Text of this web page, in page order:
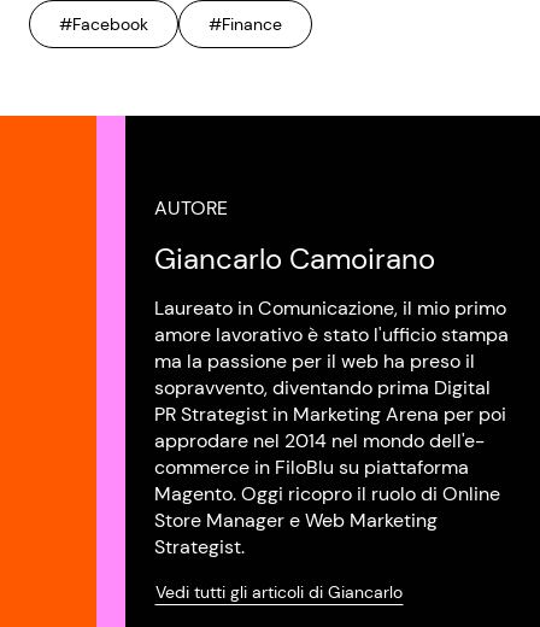
#Facebook #Finance
AUTORE
Giancarlo Camoirano
Laureato in Comunicazione, il mio primo
amore lavorativo è stato l'ufficio stampa
ma la passione per il web ha preso il
sopravvento, diventando prima Digital
PR Strategist in Marketing Arena per poi
approdare nel 2014 nel mondo dell'e-
commerce in FiloBlu su piattaforma
Magento. Oggi ricopro il ruolo di Online
Store Manager e Web Marketing
Strategist.
Vedi tutti gli articoli di Giancarlo